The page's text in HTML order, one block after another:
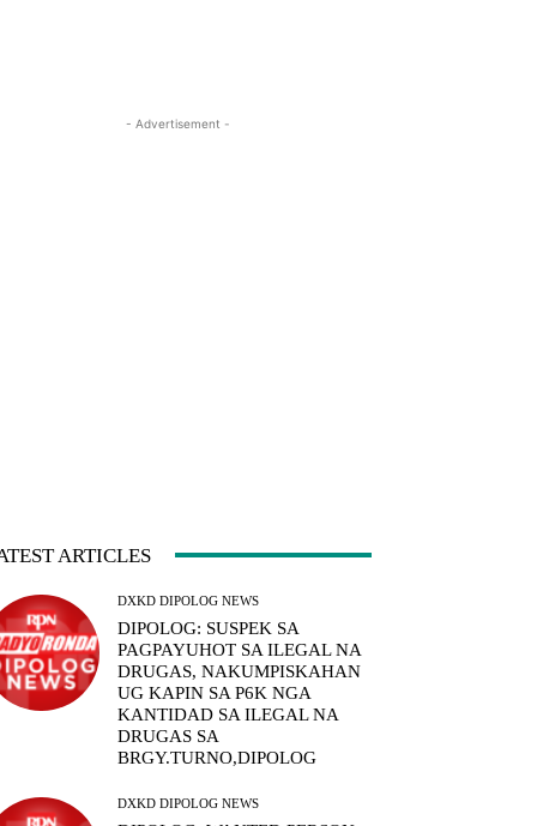
- Advertisement -
ARTICLES
DXKD DIPOLOG NEWS
DIPOLOG: SUSPEK SA
PAGPAYUHOT SA ILEGAL NA
DRUGAS, NAKUMPISKAHAN
UG KAPIN SA P6K NGA
KANTIDAD SA ILEGAL NA
DRUGAS SA
BRGY.TURNO,DIPOLOG
DXKD DIPOLOG NEWS